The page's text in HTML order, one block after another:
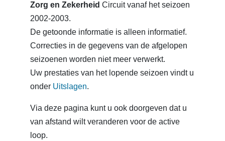
Zorg en Zekerheid Circuit vanaf het seizoen
2002-2003.
De getoonde informatie is alleen informatief.
Correcties in de gegevens van de afgelopen
seizoenen worden niet meer verwerkt.
Uw prestaties van het lopende seizoen vindt u
onder Uitslagen.
Via deze pagina kunt u ook doorgeven dat u
van afstand wilt veranderen voor de active
loop.